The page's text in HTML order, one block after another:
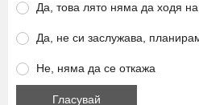
Да, това лято няма да ходя
Да, не си заслужава,
Не, няма да се откажа